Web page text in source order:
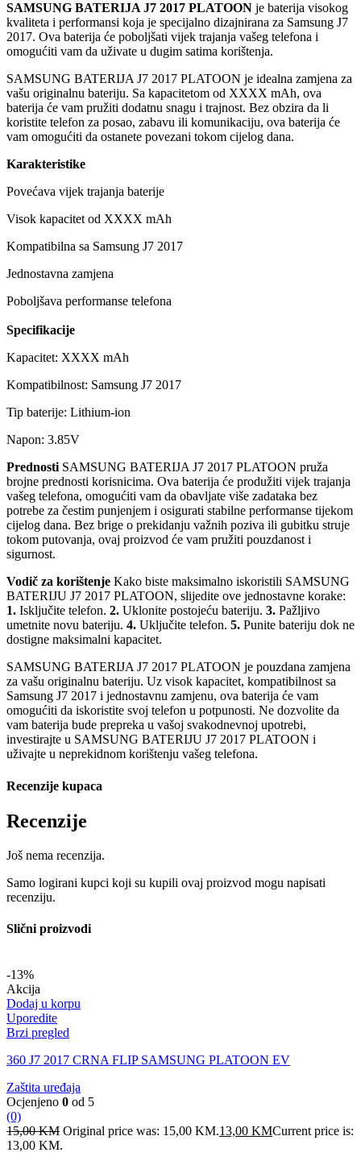
SAMSUNG BATERIJA J7 2017 PLATOON je baterija visokog
kvaliteta i performansi koja je specijalno dizajnirana za Samsung J7
2017. Ova baterija će poboljšati vijek trajanja vašeg telefona i
omogućiti vam da uživate u dugim satima korištenja.
SAMSUNG BATERIJA J7 2017 PLATOON je idealna zamjena za
vašu originalnu bateriju. Sa kapacitetom od XXXX mAh, ova
baterija će vam pružiti dodatnu snagu i trajnost. Bez obzira da li
koristite telefon za posao, zabavu ili komunikaciju, ova baterija će
vam omogućiti da ostanete povezani tokom cijelog dana.
Karakteristike
Povećava vijek trajanja baterije
Visok kapacitet od XXXX mAh
Kompatibilna sa Samsung J7 2017
Jednostavna zamjena
Poboljšava performanse telefona
Specifikacije
Kapacitet: XXXX mAh
Kompatibilnost: Samsung J7 2017
Tip baterije: Lithium-ion
Napon: 3.85V
Prednosti SAMSUNG BATERIJA J7 2017 PLATOON pruža
brojne prednosti korisnicima. Ova baterija će produžiti vijek trajanja
vašeg telefona, omogućiti vam da obavljate više zadataka bez
potrebe za čestim punjenjem i osigurati stabilne performanse tijekom
cijelog dana. Bez brige o prekidanju važnih poziva ili gubitku struje
tokom putovanja, ovaj proizvod će vam pružiti pouzdanost i
sigurnost.
Vodič za korištenje Kako biste maksimalno iskoristili SAMSUNG
BATERIJU J7 2017 PLATOON, slijedite ove jednostavne korake:
1. Isključite telefon. 2. Uklonite postojeću bateriju. 3. Pažljivo
umetnite novu bateriju. 4. Uključite telefon. 5. Punite bateriju dok ne
dostigne maksimalni kapacitet.
SAMSUNG BATERIJA J7 2017 PLATOON je pouzdana zamjena
za vašu originalnu bateriju. Uz visok kapacitet, kompatibilnost sa
Samsung J7 2017 i jednostavnu zamjenu, ova baterija će vam
omogućiti da iskoristite svoj telefon u potpunosti. Ne dozvolite da
vam baterija bude prepreka u vašoj svakodnevnoj upotrebi,
investirajte u SAMSUNG BATERIJU J7 2017 PLATOON i
uživajte u neprekidnom korištenju vašeg telefona.
Recenzije kupaca
Recenzije
Još nema recenzija.
Samo logirani kupci koji su kupili ovaj proizvod mogu napisati
recenziju.
Slični proizvodi
-13%
Akcija
Dodaj u korpu
Uporedite
Brzi pregled
360 J7 2017 CRNA FLIP SAMSUNG PLATOON EV
Zaštita uređaja
Ocjenjeno 0 od 5
(0)
15,00KM Original price was: 15,00 KM.13,00 KMCurrent price is:
13,00 KM.